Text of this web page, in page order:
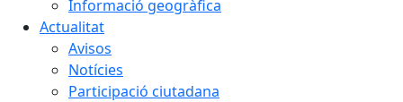
Informació geogràfica
Actualitat
Avisos
Notícies
Participació ciutadana